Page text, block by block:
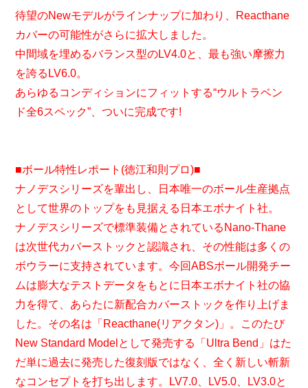
待望のNewモデルがラインナップに加わり、Reacthane
カバーの可能性がさらに拡大しました。
中間域を埋めるバランス型のLV4.0と、最も強い摩擦力
を誇るLV6.0。
あらゆるコンディションにフィットする“ウルトラベン
ド全6スペック”、ついに完成です!
■ボール特性レポート(徳江和則プロ)■
ナノデスシリーズを輩出し、日本唯一のボール生産拠点
として世界のトップをも見据える日本エボナイト社。
ナノデスシリーズで標準装備とされているNano-Thane
は次世代カバーストックと認識され、その性能は多くの
ボウラーに支持されています。今回ABSボール開発チー
ムは膨大なテストデータをもとに日本エボナイト社の協
力を得て、あらたに新配合カバーストックを作り上げま
した。その名は「Reacthane(リアクタン)」。このたび
New Standard Modelとして発売する「Ultra Bend」はた
だ単に過去に発売した復刻版ではなく、全く新しい斬新
なコンセプトを打ち出します。LV7.0、LV5.0、LV3.0と